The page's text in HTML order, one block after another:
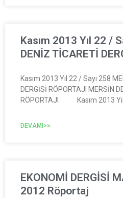
Kasım 2013 Yıl 22 /
DENİZ TİCARETİ
Kasım 2013 Yıl 22 / Sayı 258
DERGİSİ RÖPORTAJI MERSİN
RÖPORTAJI Kasım 2013 Yıl
DEVAMI>>
EKONOMİ DERGİSİ
2012 Röportaj